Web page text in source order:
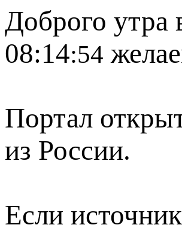
Доброго утра
08:14:54
Портал
из России.
Если